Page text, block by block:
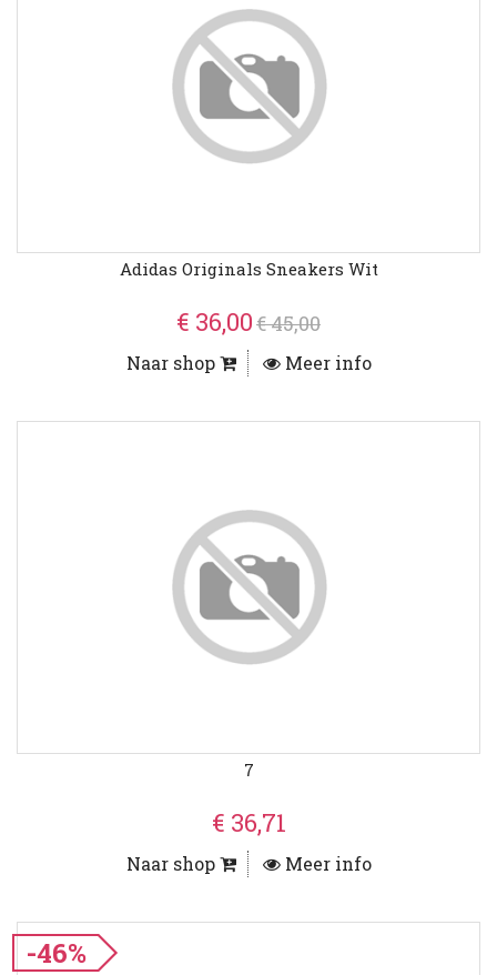
Adidas Originals Sneakers Wit
€ 36,00€ 45,00
Naar shop Meer info
7
€ 36,71
Naar shop Meer info
-46%